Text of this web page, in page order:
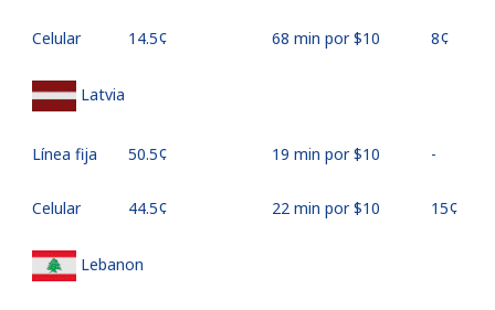
Celular ⁦14.5¢⁩ 68 min por ⁦$10⁩ ⁦8¢⁩
Latvia
Línea fija ⁦50.5¢⁩ 19 min por ⁦$10⁩ -
Celular ⁦44.5¢⁩ 22 min por ⁦$10⁩ ⁦15¢⁩
Lebanon